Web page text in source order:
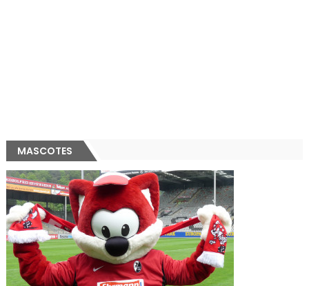
MASCOTES